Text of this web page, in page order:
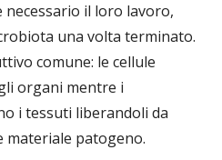
necessario il loro lavoro,
una volta terminato.
comune: le cellule
organi mentre i
i tessuti liberandoli da
materiale patogeno.